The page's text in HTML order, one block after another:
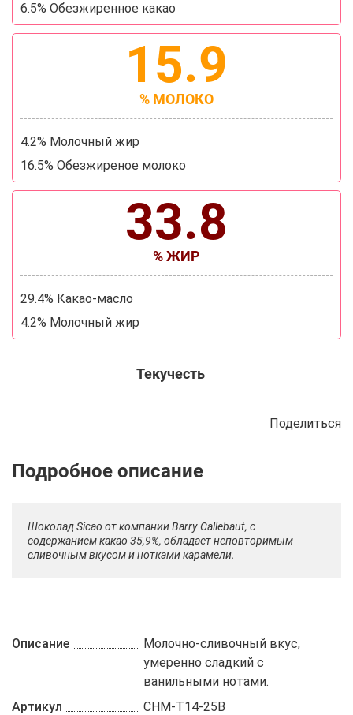
6.5% Обезжиренное какао
15.9
% МОЛОКО
4.2% Молочный жир
16.5% Обезжиреное молоко
33.8
% ЖИР
29.4% Какао-масло
4.2% Молочный жир
Текучесть
Поделиться
Описание Отзывы Рецепты
Шоколад Sicao от компании Barry Callebaut, с
содержанием какао 35,9%, обладает неповторимым
сливочным вкусом и нотками карамели.
Описание
Молочно-сливочный вкус,
умеренно сладкий с
ванильными нотами.
Артикул
CHM-T14-25B